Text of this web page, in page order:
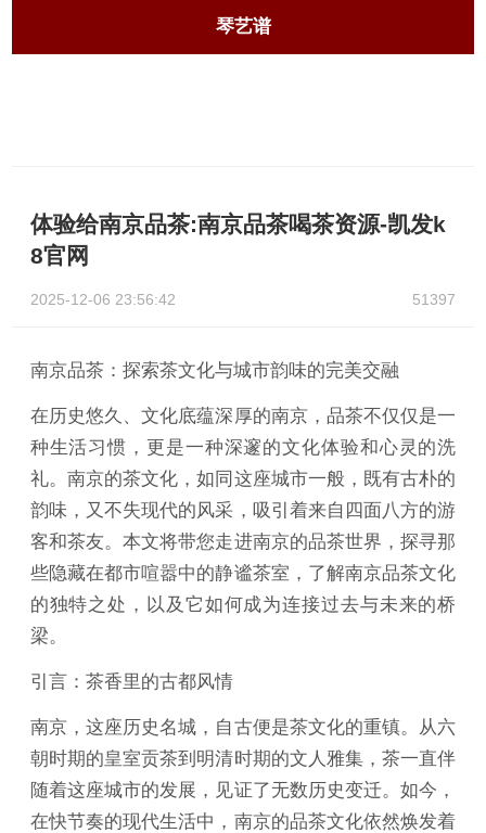
琴艺谱
体验给南京品茶:南京品茶喝茶资源-凯发k
8官网
2025-12-06 23:56:42 51397
南京品茶：探索茶文化与城市韵味的完美交融
在历史悠久、文化底蕴深厚的南京，品茶不仅仅是一
种生活习惯，更是一种深邃的文化体验和心灵的洗
礼。南京的茶文化，如同这座城市一般，既有古朴的
韵味，又不失现代的风采，吸引着来自四面八方的游
客和茶友。本文将带您走进南京的品茶世界，探寻那
些隐藏在都市喧嚣中的静谧茶室，了解南京品茶文化
的独特之处，以及它如何成为连接过去与未来的桥
梁。
引言：茶香里的古都风情
南京，这座历史名城，自古便是茶文化的重镇。从六
朝时期的皇室贡茶到明清时期的文人雅集，茶一直伴
随着这座城市的发展，见证了无数历史变迁。如今，
在快节奏的现代生活中，南京的品茶文化依然焕发着